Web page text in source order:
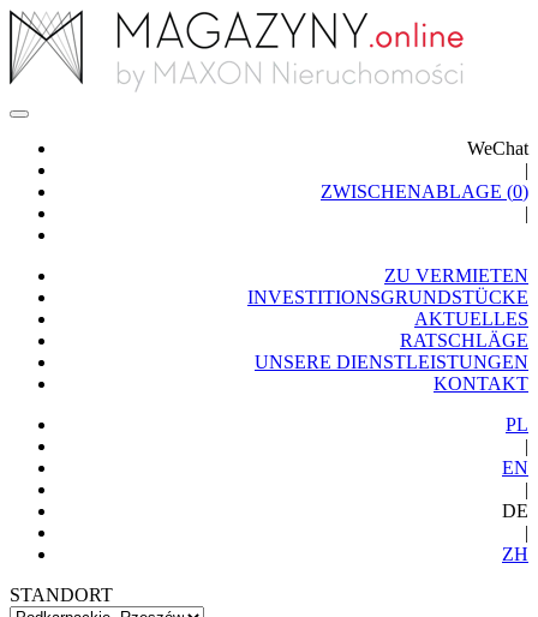
WeChat
|
ZWISCHENABLAGE (0)
|
ZU VERMIETEN
INVESTITIONSGRUNDSTÜCKE
AKTUELLES
RATSCHLÄGE
UNSERE DIENSTLEISTUNGEN
KONTAKT
PL
|
EN
|
DE
|
ZH
STANDORT